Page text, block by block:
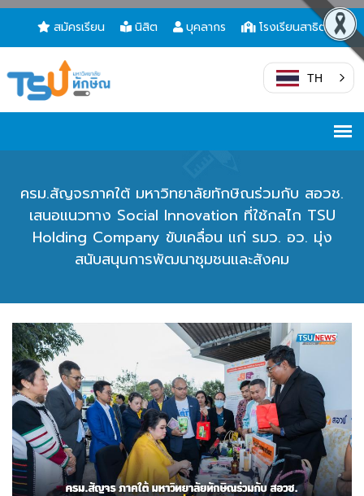
สมัครเรียน นิสิต บุคลากร โรงเรียนสาธิต
TH
ครม.สัญจรภาคใต้ มหาวิทยาลัยทักษิณร่วมกับ สอวช.
เสนอแนวทาง Social Innovation ที่ใช้กลไก TSU
Holding Company ขับเคลื่อน แก่ รมว. อว. มุ่ง
สนับสนุนการพัฒนาชุมชนและสังคม